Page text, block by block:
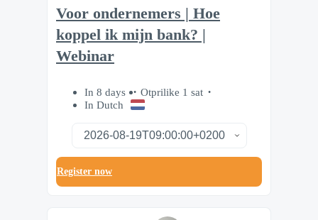
Voor ondernemers | Hoe
koppel ik mijn bank? |
Webinar
In 8 days
Otprilike 1 sat
In Dutch
Register now